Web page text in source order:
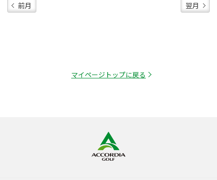
前月 翌月
マイページトップに戻る